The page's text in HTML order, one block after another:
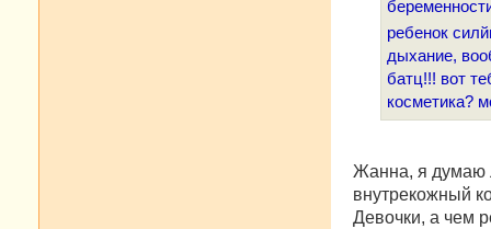
ребенок
дыхание,
батц!!! вот
косметика?
Жанна, я думаю
внутрекожный
Девочки, а чем